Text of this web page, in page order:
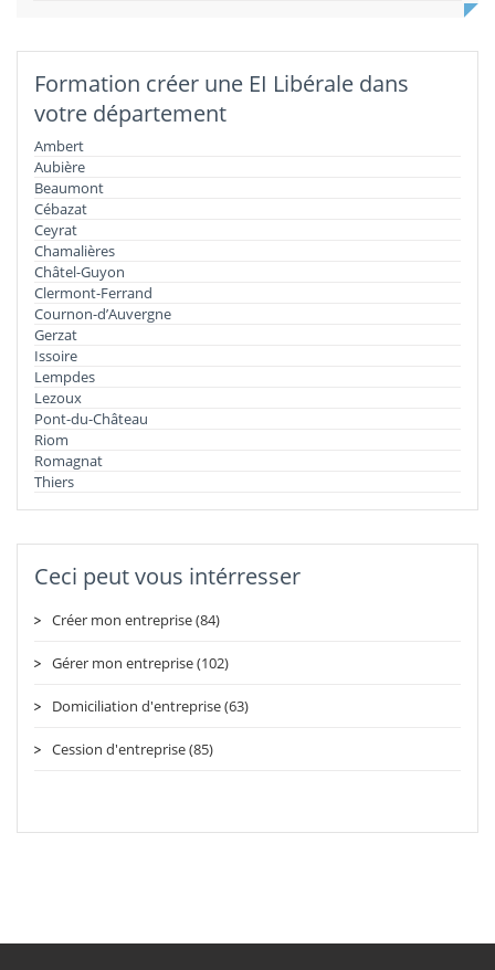
Formation créer une EI Libérale dans
votre département
Ambert
Aubière
Beaumont
Cébazat
Ceyrat
Chamalières
Châtel-Guyon
Clermont-Ferrand
Cournon-d’Auvergne
Gerzat
Issoire
Lempdes
Lezoux
Pont-du-Château
Riom
Romagnat
Thiers
Ceci peut vous intérresser
Créer mon entreprise (84)
Gérer mon entreprise (102)
Domiciliation d'entreprise (63)
Cession d'entreprise (85)